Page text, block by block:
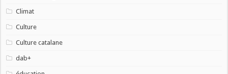
Climat
Culture
Culture catalane
dab+